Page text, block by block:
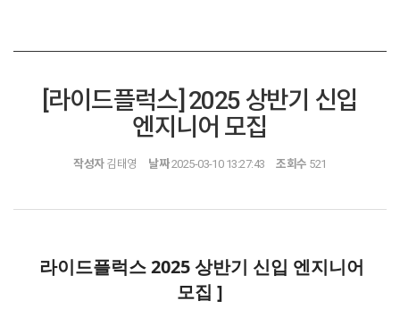
[라이드플럭스] 2025 상반기 신입
엔지니어 모집
작성자김태영 날짜2025-03-10 13:27:43 조회수 521
라이드플럭스 2025 상반기 신입 엔지니어
모집 ]